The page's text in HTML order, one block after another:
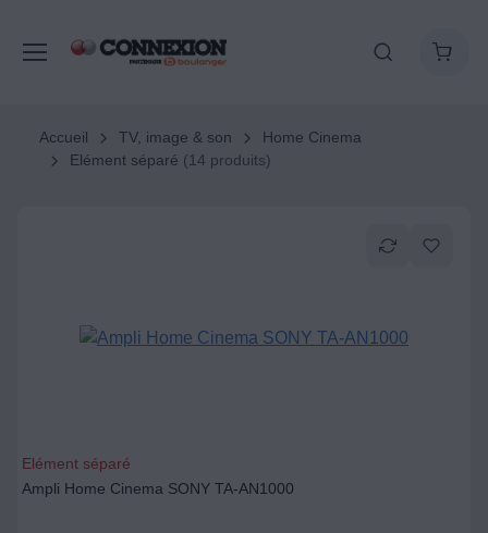
Accueil TV, image & son
Home Cinema
Elément séparé (14 produits)
Elément séparé
Ampli Home Cinema SONY TA-AN1000